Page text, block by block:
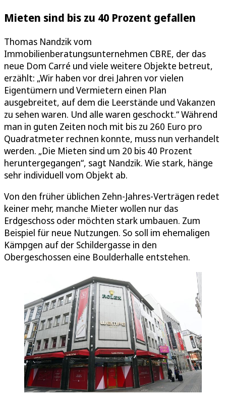
Mieten sind bis zu 40 Prozent gefallen
Thomas Nandzik vom
Immobilienberatungsunternehmen CBRE, der das
neue Dom Carré und viele weitere Objekte betreut,
erzählt: „Wir haben vor drei Jahren vor vielen
Eigentümern und Vermietern einen Plan
ausgebreitet, auf dem die Leerstände und Vakanzen
zu sehen waren. Und alle waren geschockt.“ Während
man in guten Zeiten noch mit bis zu 260 Euro pro
Quadratmeter rechnen konnte, muss nun verhandelt
werden. „Die Mieten sind um 20 bis 40 Prozent
heruntergegangen“, sagt Nandzik. Wie stark, hänge
sehr individuell vom Objekt ab.
Von den früher üblichen Zehn-Jahres-Verträgen redet
keiner mehr, manche Mieter wollen nur das
Erdgeschoss oder möchten stark umbauen. Zum
Beispiel für neue Nutzungen. So soll im ehemaligen
Kämpgen auf der Schildergasse in den
Obergeschossen eine Boulderhalle entstehen.